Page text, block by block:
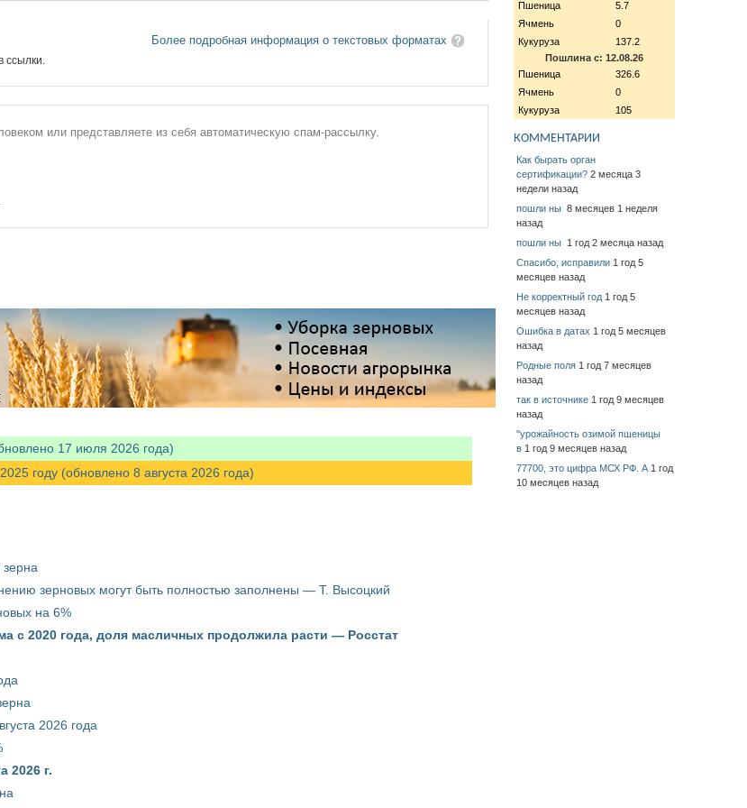
Более подробная информация о текстовых форматах
ссылки.
или представляете из себя автоматическую спам-рассылку.
17 июля 2026 года)
году (обновлено 8 августа 2026 года)
зерновых могут быть полностью заполнены — Т. Высоцкий
на 6%
с 2020 года, доля масличных продолжила расти — Росстат
2026 года
2026 г.
Пшеница
5.7
Ячмень
0
Кукуруза
137.2
Пошлина с: 12.08.26
Пшеница
326.6
Ячмень
0
Кукуруза
105
КОММЕНТАРИИ
Как бырать орган
сертификации? 2 месяца 3
недели назад
пошли ны 8 месяцев 1 неделя
назад
пошли ны 1 год 2 месяца назад
Спасибо, исправили 1 год 5
месяцев назад
Не корректный год 1 год 5
месяцев назад
Ошибка в датах 1 год 5 месяцев
назад
Родные поля 1 год 7 месяцев
назад
так в источнике 1 год 9 месяцев
назад
"урожайность озимой пшеницы
в 1 год 9 месяцев назад
77700, это цифра МСХ РФ. А 1 год
10 месяцев назад